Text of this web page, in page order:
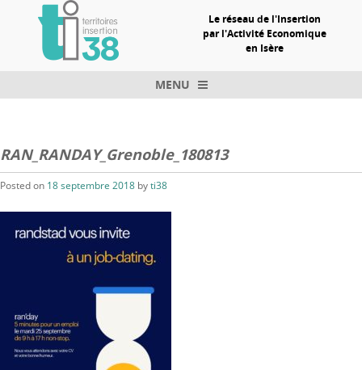
Le réseau de l'Insertion
par l'Activité Economique
en Isère
MENU
RAN_RANDAY_Grenoble_180813
Posted on 18 septembre 2018 byti38